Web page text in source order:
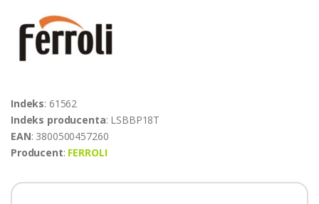
Indeks: 61562
Indeks producenta: LSBBP18T
EAN: 3800500457260
Producent: FERROLI